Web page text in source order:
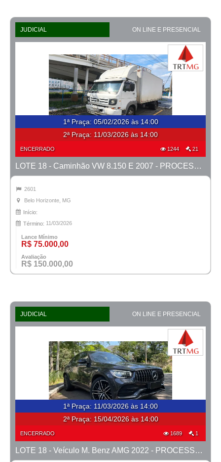
JUDICIAL ON LINE E PRESENCIAL
1ª Praça: 05/02/2026 às 14:00
2ª Praça: 11/03/2026 às 14:00
ENCERRADO 1244 21
LOTE 18 - Caminhão VW 8.150 E 2007 - PROCESSO 0011039-27.2023-42ª BH
2601
Belo Horizonte, MG
Início:
Término: 11/03/2026
Lance Mínimo
R$ 75.000,00
Avaliação
R$ 150.000,00
JUDICIAL ON LINE E PRESENCIAL
1ª Praça: 11/03/2026 às 14:00
2ª Praça: 15/04/2026 às 14:00
ENCERRADO 1689 1
LOTE 18 - Veículo M. Benz AMG 2022 - PROCESSO 0010588-41.2025-15ª BH